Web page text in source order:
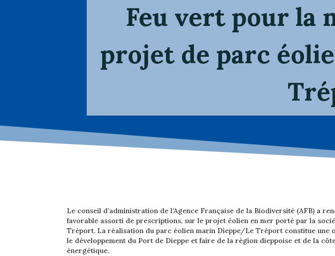
Feu vert pour la
projet de parc
Le conseil d’administration de l’Agence Française de la Biodiversité (AFB) a
favorable assorti de prescriptions, sur le projet éolien en mer porté par la
Tréport. La réalisation du parc éolien marin Dieppe/Le Tréport constitue
le développement du Port de Dieppe et faire de la région dieppoise et de la
énergétique.